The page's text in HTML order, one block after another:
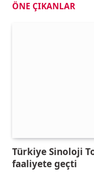
ÖNE ÇIKANLAR
Türkiye Sinoloji
faaliyete geçti